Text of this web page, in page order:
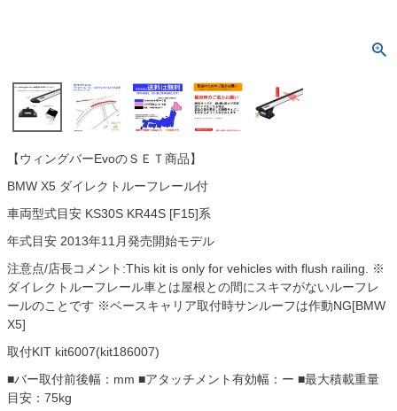
【ウィングバーEvoのＳＥＴ商品】
BMW X5 ダイレクトルーフレール付
車両型式目安 KS30S KR44S [F15]系
年式目安 2013年11月発売開始モデル
注意点/店長コメント:This kit is only for vehicles with flush railing. ※
ダイレクトルーフレール車とは屋根との間にスキマがないルーフレ
ールのことです ※ベースキャリア取付時サンルーフは作動NG[BMW
X5]
取付KIT kit6007(kit186007)
■バー取付前後幅：mm ■アタッチメント有効幅：ー ■最大積載重量
目安：75kg